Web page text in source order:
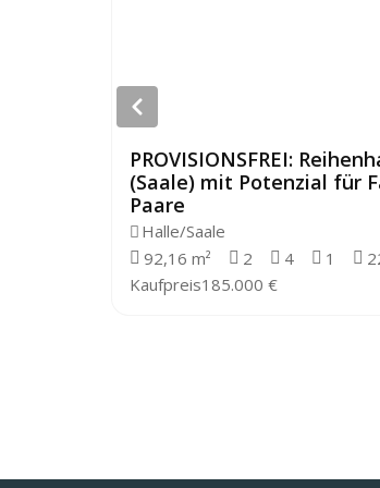
PROVISIONSFREI:
(Saale) mit Potenzial für
Paare
Halle/Saale
92,16 m²
2 4 1
Kaufpreis185.000 €